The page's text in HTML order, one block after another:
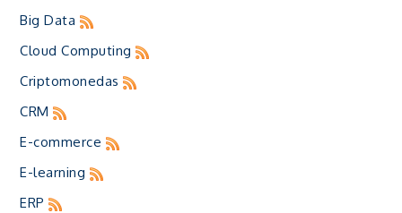
Big Data
Cloud Computing
Criptomonedas
CRM
E-commerce
E-learning
ERP